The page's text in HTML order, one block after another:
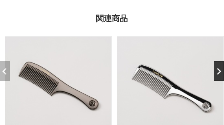
関連商品